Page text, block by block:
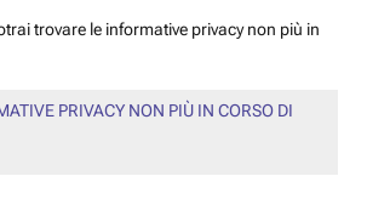
trovare le informative privacy non più in
PRIVACY NON PIÙ IN CORSO DI